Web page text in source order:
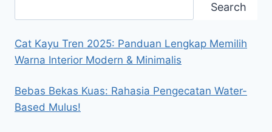
Search
Cat Kayu Tren 2025: Panduan Lengkap Memilih
Warna Interior Modern & Minimalis
Bebas Bekas Kuas: Rahasia Pengecatan Water-
Based Mulus!